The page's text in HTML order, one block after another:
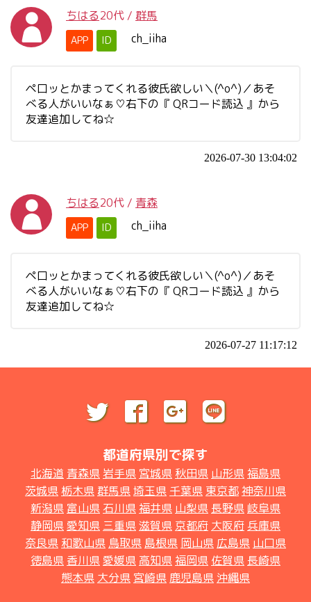
ちはる20代 / 群馬
APP ID ch_iiha
ペ口ッとかまってくれる彼氏欲しい＼(^o^)／あそ
べる人がいいなぁ♡右下の『 QRコード読込 』から
友達追加してね☆
2026-07-30 13:04:02
ちはる20代 / 青森
APP ID ch_iiha
ペ口ッとかまってくれる彼氏欲しい＼(^o^)／あそ
べる人がいいなぁ♡右下の『 QRコード読込 』から
友達追加してね☆
2026-07-27 11:17:12
都道府県別で探す
北海道 青森県 岩手県 宮城県 秋田県 山形県福島県
茨城県 栃木県群馬県埼玉県 千葉県 東京都神奈川県
新潟県 富山県 石川県福井県 山梨県 長野県 岐阜県
静岡県愛知県 三重県滋賀県 京都府 大阪府 兵庫県
奈良県 和歌山県 鳥取県 島根県 岡山県 広島県 山口県
徳島県 香川県愛媛県 高知県福岡県 佐賀県 長崎県
熊本県 大分県 宮崎県 鹿児島県 沖縄県